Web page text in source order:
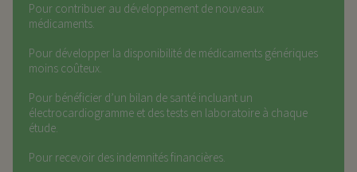
Pour contribuer au développement de nouveaux
médicaments.
Pour développer la disponibilité de médicaments génériques
moins coûteux.
Pour bénéficier d’un bilan de santé incluant un
électrocardiogramme et des tests en laboratoire à chaque
étude.
Pour recevoir des indemnités financières.